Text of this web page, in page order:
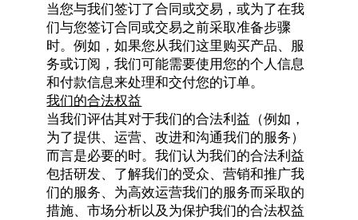
当您与我们签订了合同或交易，或为了在我
们与您签订合同或交易之前采取准备步骤
时。例如，如果您从我们这里购买产品、服
务或订阅，我们可能需要使用您的个人信息
和付款信息来处理和交付您的订单。
我们的合法权益
当我们评估其对于我们的合法利益（例如，
为了提供、运营、改进和沟通我们的服务）
而言是必要的时。我们认为我们的合法利益
包括研发、了解我们的受众、营销和推广我
们的服务、为高效运营我们的服务而采取的
措施、市场分析以及为保护我们的合法权益